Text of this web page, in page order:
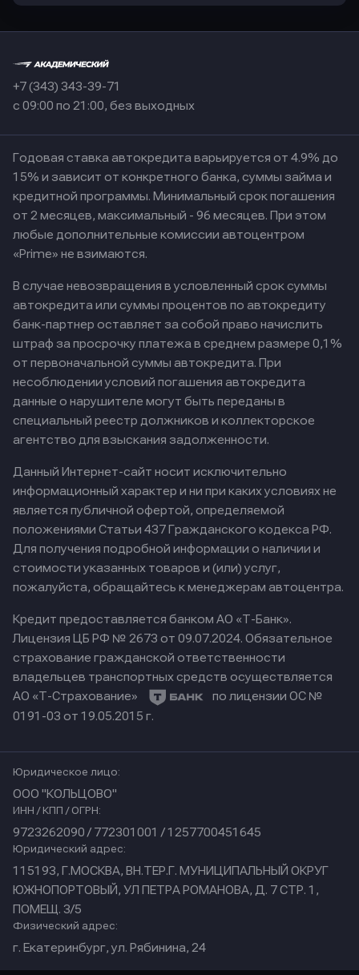
+7 (343) 343-39-71
с 09:00 по 21:00, без выходных
Годовая ставка автокредита варьируется от 4.9% до
15% и зависит от конкретного банка, суммы займа и
кредитной программы. Минимальный срок погашения
от 2 месяцев, максимальный - 96 месяцев. При этом
любые дополнительные комиссии автоцентром
«Prime» не взимаются.
В случае невозвращения в условленный срок суммы
автокредита или суммы процентов по автокредиту
банк-партнер оставляет за собой право начислить
штраф за просрочку платежа в среднем размере 0,1%
от первоначальной суммы автокредита. При
несоблюдении условий погашения автокредита
данные о нарушителе могут быть переданы в
специальный реестр должников и коллекторское
агентство для взыскания задолженности.
Данный Интернет-сайт носит исключительно
информационный характер и ни при каких условиях не
является публичной офертой, определяемой
положениями Статьи 437 Гражданского кодекса РФ.
Для получения подробной информации о наличии и
стоимости указанных товаров и (или) услуг,
пожалуйста, обращайтесь к менеджерам автоцентра.
Кредит предоставляется банком АО «Т-Банк».
Лицензия ЦБ РФ № 2673 от 09.07.2024. Обязательное
страхование гражданской ответственности
владельцев транспортных средств осуществляется
АО «Т-Страхование»
по лицензии ОС №
0191-03 от 19.05.2015 г.
Юридическое лицо:
ООО "КОЛЬЦОВО"
ИНН / КПП / ОГРН:
9723262090 / 772301001 / 1257700451645
Юридический адрес:
115193, Г.МОСКВА, ВН.ТЕР.Г. МУНИЦИПАЛЬНЫЙ ОКРУГ
ЮЖНОПОРТОВЫЙ, УЛ ПЕТРА РОМАНОВА, Д. 7 СТР. 1,
ПОМЕЩ. 3/5
Физический адрес:
г. Екатеринбург, ул. Рябинина, 24